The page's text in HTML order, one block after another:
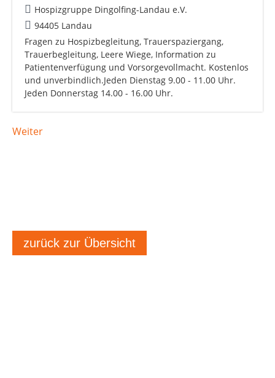
Hospizgruppe Dingolfing-Landau e.V.
94405 Landau
Fragen zu Hospizbegleitung, Trauerspaziergang,
Trauerbegleitung, Leere Wiege, Information zu
Patientenverfügung und Vorsorgevollmacht. Kostenlos
und unverbindlich.Jeden Dienstag 9.00 - 11.00 Uhr.
Jeden Donnerstag 14.00 - 16.00 Uhr.
Weiter
zurück zur Übersicht